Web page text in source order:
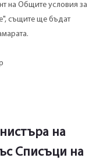
на Общите условия за
същите ще бъдат
на
Списъци на